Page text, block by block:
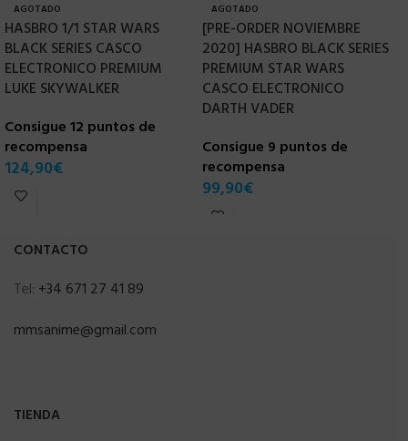
AGOTADO
HASBRO 1/1 STAR WARS
BLACK SERIES CASCO
ELECTRONICO PREMIUM
LUKE SKYWALKER
Consigue 12 puntos de
recompensa
124,90€
AGOTADO
[PRE-ORDER NOVIEMBRE
2020] HASBRO BLACK SERIES
PREMIUM STAR WARS
CASCO ELECTRONICO
DARTH VADER
Consigue 9 puntos de
recompensa
99,90€
CONTACTO
Tel: +34 671 27 41 89
mmsanime@gmail.com
TIENDA